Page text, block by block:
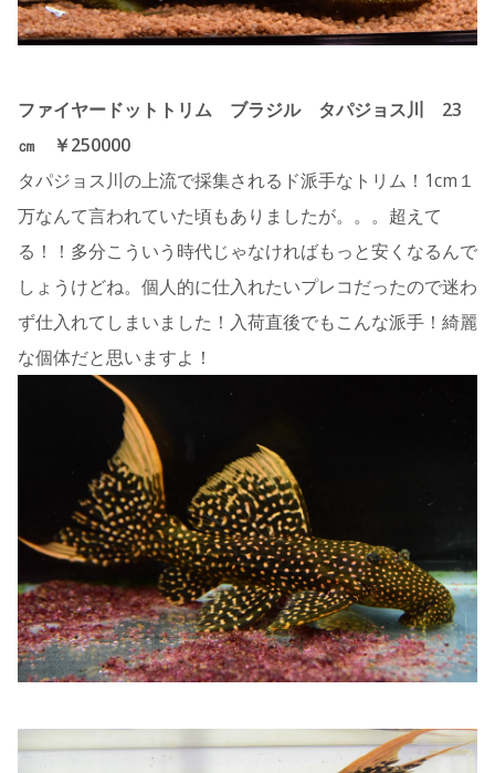
ファイヤードットトリム ブラジル タパジョス川 23
㎝ ￥250000
タパジョス川の上流で採集されるド派手なトリム！1cm１
万なんて言われていた頃もありましたが。。。超えて
る！！多分こういう時代じゃなければもっと安くなるんで
しょうけどね。個人的に仕入れたいプレコだったので迷わ
ず仕入れてしまいました！入荷直後でもこんな派手！綺麗
な個体だと思いますよ！